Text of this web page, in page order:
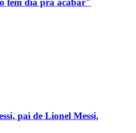
tem dia pra acabar"
pai de Lionel Messi,